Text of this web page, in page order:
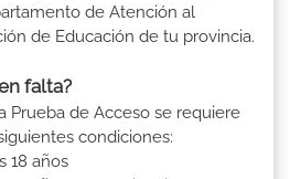
de Atención al
de Educación de tu provincia.
falta?
Prueba de Acceso se requiere
condiciones:
18 años